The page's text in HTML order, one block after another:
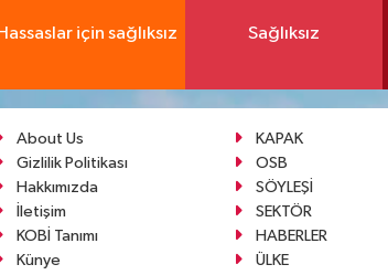
için sağlıksız Sağlıksız
About Us
KAPAK
Gizlilik Politikası
OSB
Hakkımızda
SÖYLEŞİ
İletişim
SEKTÖR
KOBİ Tanımı
HABERLER
Künye
ÜLKE